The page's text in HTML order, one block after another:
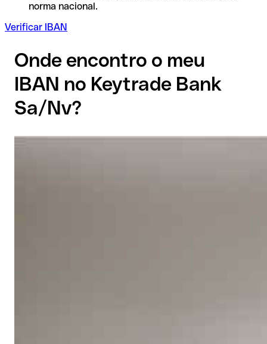
norma nacional.
Verificar IBAN
Onde encontro o meu
IBAN no Keytrade Bank
Sa/Nv?